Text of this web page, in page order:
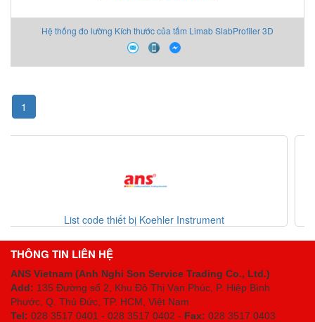
Hệ thống đo lường Kích thước của tấm Limab SlabProfiler 3D
1
Danh mục thiết bị Erhardt-leimer
THÔNG TIN LIÊN HỆ
ANS Vietnam (Anh Nghi Son Service Trading Co., Ltd.)
Add: 135 Đường số 2, Khu Đô Thị Vạn Phúc, P. Hiệp Bình
Phước, Q. Thủ Đức, TP. HCM , Việt Nam
Tel: 028 3517 0401 - 028 3517 0402 - Fax: 028 3517 0403